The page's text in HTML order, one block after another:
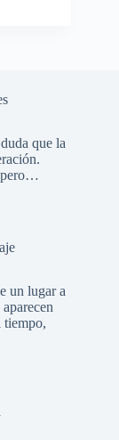
que la
pero…
un lugar a
tiempo,